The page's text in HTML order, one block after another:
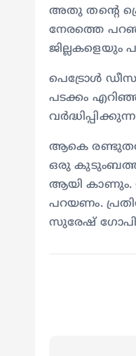
അതു തന്റെ
നേരത്തെ
ജില്ലകളെയും
പെട്രോൾ
പടക്കം
ആകെ
ഒരു
ആയി കാണും.
പറയണം.
സുരേഷ് ഗോപി